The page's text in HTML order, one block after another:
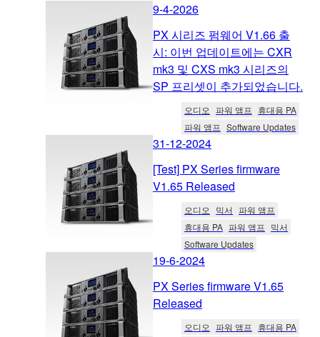
9-4-2026
PX 시리즈 펌웨어 V1.66 출
시: 이번 업데이트에는 CXR
mk3 및 CXS mk3 시리즈의
SP 프리셋이 추가되었습니다.
오디오 파워 앰프 휴대용 PA
파워 앰프 Software Updates
31-12-2024
[Test] PX Series firmware
V1.65 Released
오디오 믹서 파워 앰프
휴대용 PA 파워 앰프 믹서
Software Updates
19-6-2024
PX Series firmware V1.65
Released
오디오 파워 앰프 휴대용 PA